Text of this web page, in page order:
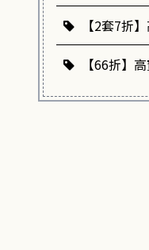
【2套7折
【66折】